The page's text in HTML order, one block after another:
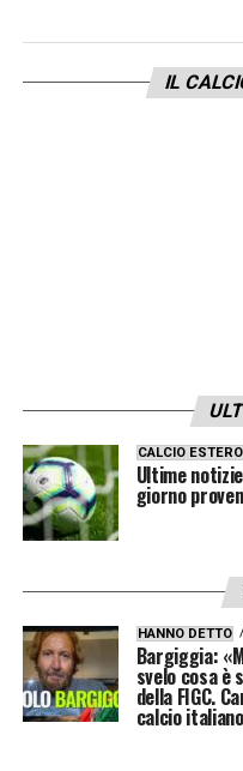
ingaggio sia IL
CALCIO ESTERO
Ultime
giorno
HANNO DETTO
Bargiggia:
svelo cosa è
della FIGC.
calcio